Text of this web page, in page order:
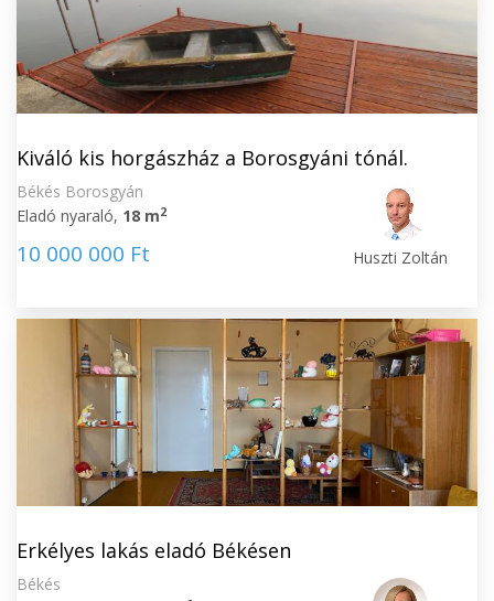
Kiváló kis horgászház a Borosgyáni tónál.
Békés Borosgyán
Eladó nyaraló, 18 m2
10 000 000 Ft Huszti Zoltán
Erkélyes lakás eladó Békésen
Békés